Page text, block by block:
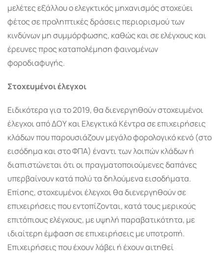
μελέτες εξάλλου ο ελεγκτικός μηχανισμός στοχεύει
φέτος σε προληπτικές δράσεις περιορισμού των
κινδύνων μη συμμόρφωσης, καθώς και σε ελέγχους και
έρευνες προς καταπολέμηση φαινομένων
φοροδιαφυγής.
Στοχευμένοι έλεγχοι
Ειδικότερα για το 2019, θα διενεργηθούν στοχευμένοι
έλεγχοι από ΔΟΥ και Ελεγκτικά Κέντρα σε επιχειρήσεις
κλάδων που παρουσιάζουν μεγάλο φορολογικό κενό (στο
εισόδημα και στο ΦΠΑ) έναντι των λοιπών κλάδων ή
διαπιστώνεται ότι οι πραγματοποιούμενες δαπάνες
υπερβαίνουν κατά πολύ τα δηλούμενα εισοδήματα.
Επίσης, στοχευμένοι έλεγχοι θα διενεργηθούν σε
επιχειρήσεις που εντοπίζονται, κατά τους μερικούς
επιτόπιους ελέγχους, με υψηλή παραβατικότητα, με
ιδιαίτερη έμφαση σε επιχειρήσεις με υποτροπή.
Επιχειρήσεις που έχουν λάβει ή έχουν αιτηθεί